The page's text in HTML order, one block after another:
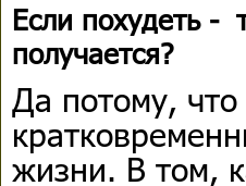
Если похудеть -
получается?
Да потому,
жизни. В том,